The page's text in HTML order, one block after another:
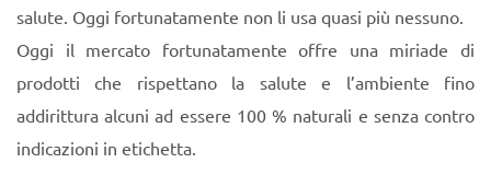
salute. Oggi fortunatamente non li usa quasi più nessuno.
Oggi il mercato fortunatamente offre una miriade di
prodotti che rispettano la salute e l’ambiente fino
addirittura alcuni ad essere 100 % naturali e senza contro
indicazioni in etichetta.